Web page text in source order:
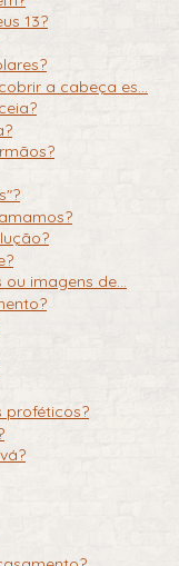
13?
a cabeça es...
imagens de...
proféticos?